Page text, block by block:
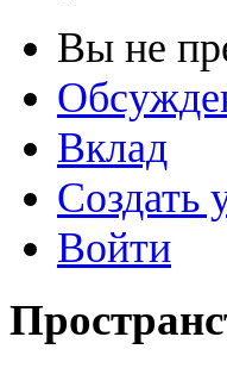
Вы не
Вклад
Создать
Войти